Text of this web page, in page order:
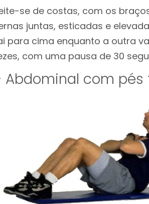
se de costas, com os
juntas, esticadas e
para cima enquanto a outra
com uma pausa de 30
Abdominal com pés